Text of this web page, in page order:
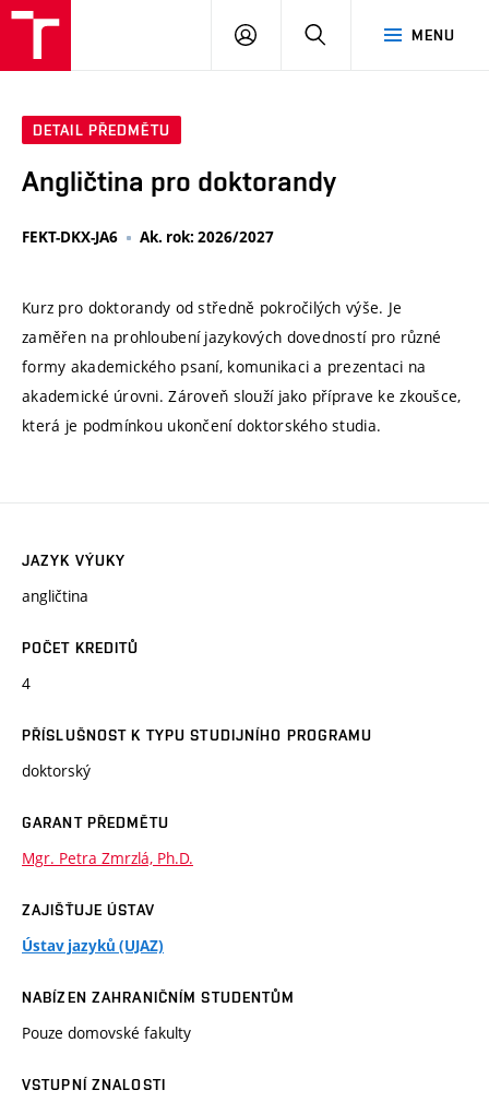
MENU
PŘIHLÁSIT
DETAIL PŘEDMĚTU
Angličtina pro doktorandy
FEKT-DKX-JA6 Ak. rok: 2026/2027
Kurz pro doktorandy od středně pokročilých výše. Je
zaměřen na prohloubení jazykových dovedností pro různé
formy akademického psaní, komunikaci a prezentaci na
akademické úrovni. Zároveň slouží jako příprave ke zkoušce,
která je podmínkou ukončení doktorského studia.
JAZYK VÝUKY
angličtina
POČET KREDITŮ
4
PŘÍSLUŠNOST K TYPU STUDIJNÍHO PROGRAMU
doktorský
GARANT PŘEDMĚTU
Mgr. Petra Zmrzlá, Ph.D.
ZAJIŠŤUJE ÚSTAV
Ústav jazyků (UJAZ)
NABÍZEN ZAHRANIČNÍM STUDENTŮM
Pouze domovské fakulty
VSTUPNÍ ZNALOSTI